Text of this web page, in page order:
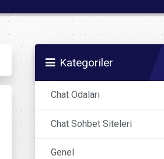
Kategoriler
Chat Odaları
Chat Sohbet Siteleri
Genel